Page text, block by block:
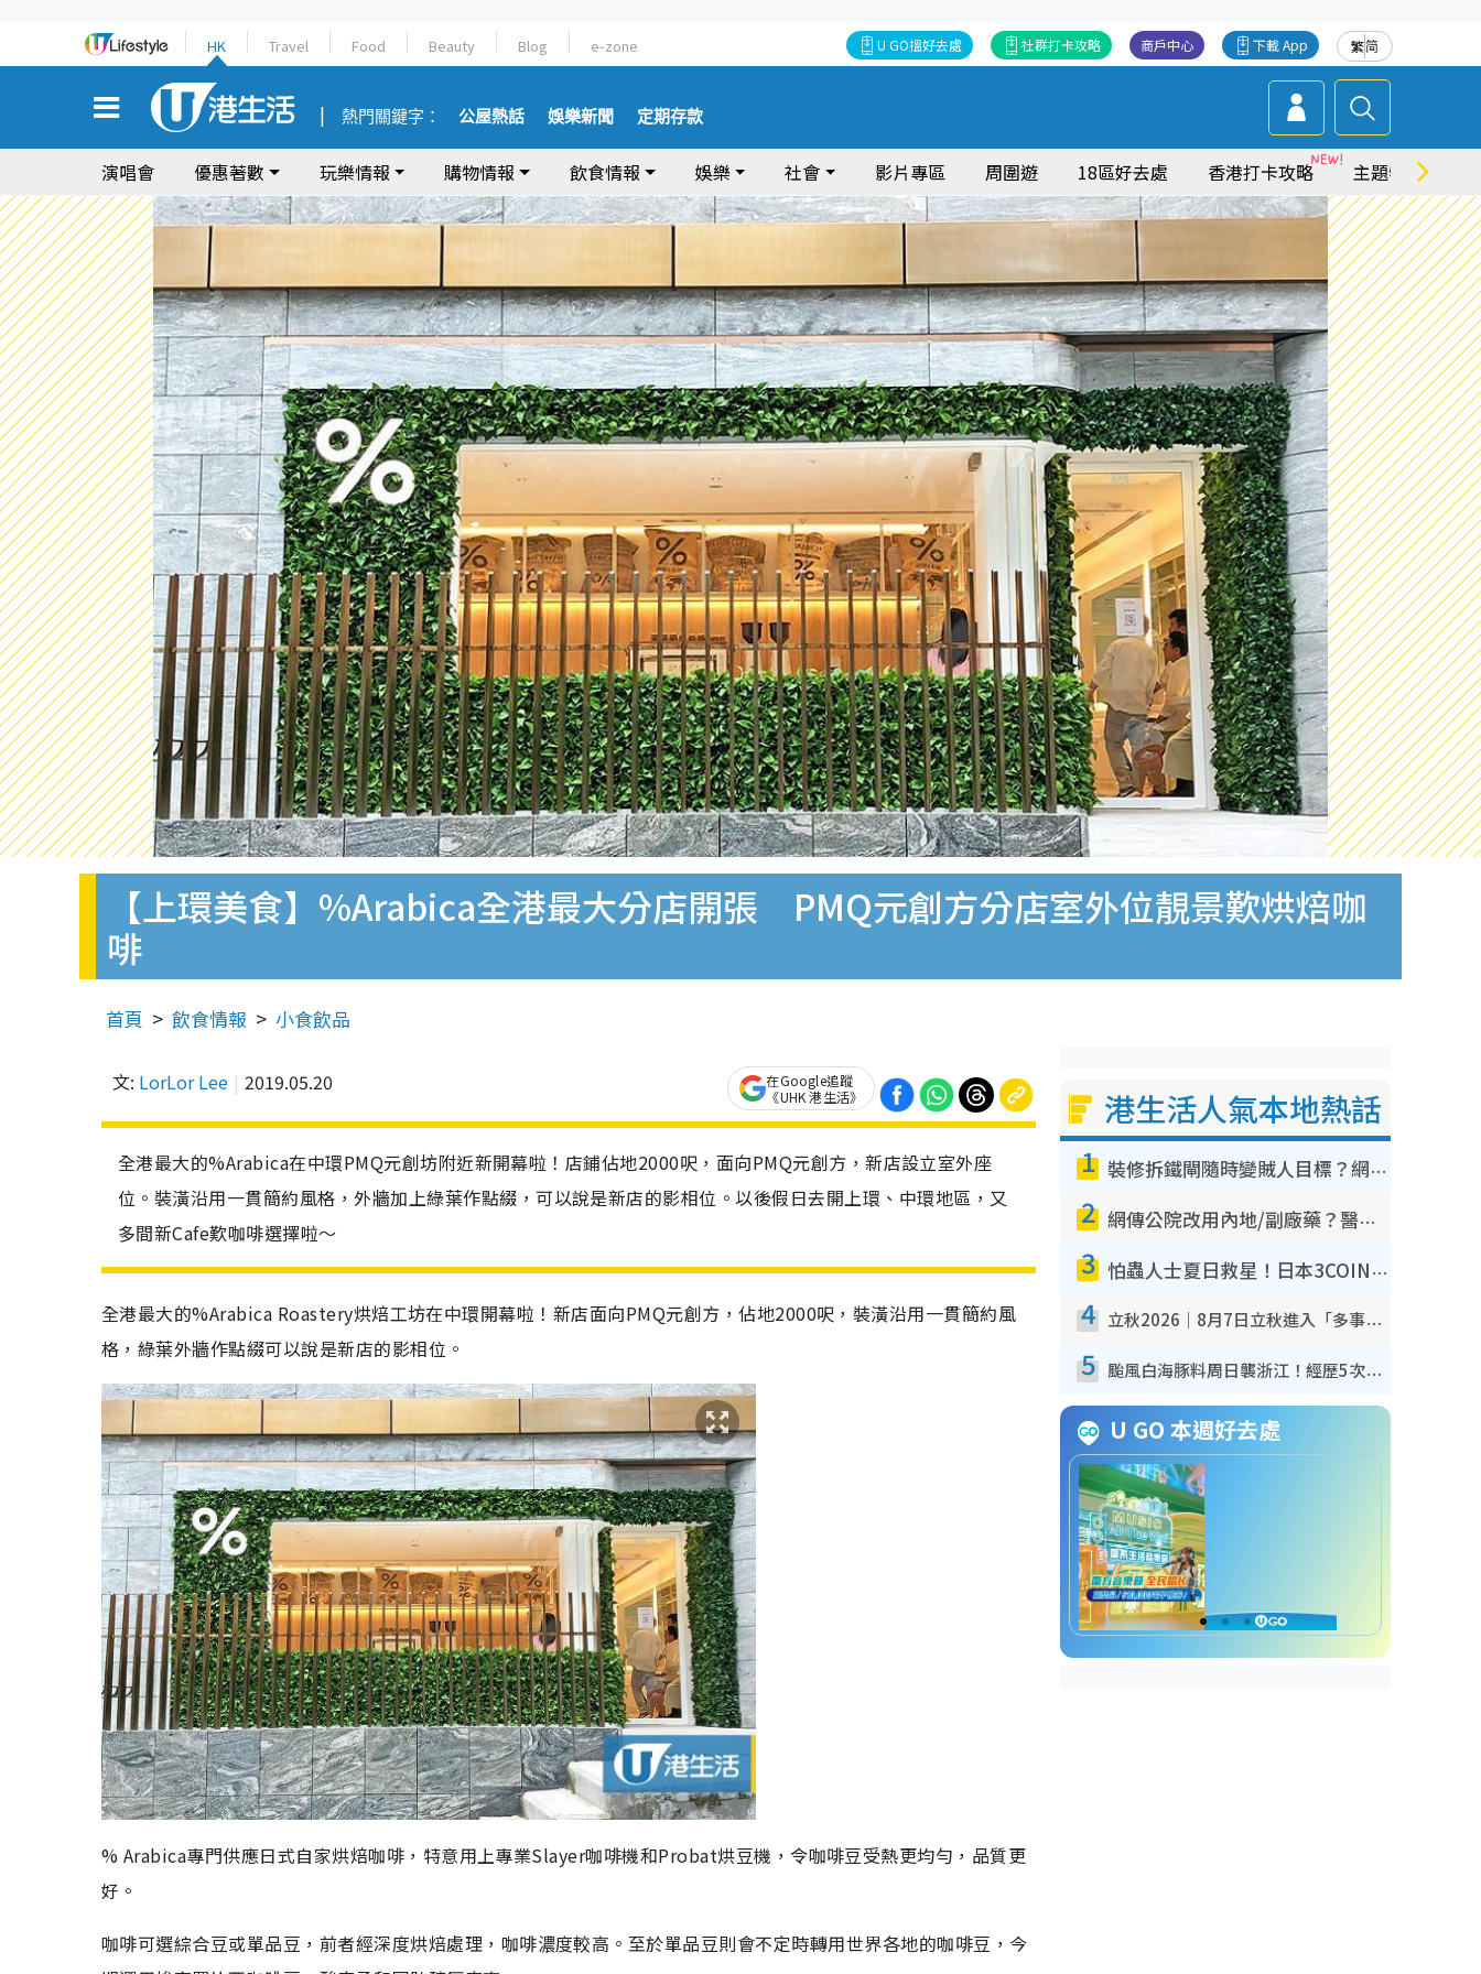
HK Travel Food Beauty Blog e-zone 繁简
下載 App
商戶中心
社群打卡攻略
U GO搵好去處
熱門關鍵字： 公屋熱話 娛樂新聞 定期存款
演唱會 優惠著數 玩樂情報 購物情報 飲食情報 娛樂 社會 影片專區 周圍遊 18區好去處 香港打卡攻略 主題特集
【上環美食】%Arabica全港最大分店開張 PMQ元創方分店室外位靚景歎烘焙咖
啡
首頁 飲食情報 小食飲品
文: LorLor Lee 2019.05.20
在Google追蹤
《UHK 港生活》
全港最大的%Arabica在中環PMQ元創坊附近新開幕啦！店鋪佔地2000呎，面向PMQ元創方，新店設立室外座
位。裝潢沿用一貫簡約風格，外牆加上綠葉作點綴，可以說是新店的影相位。以後假日去開上環、中環地區，又
多間新Cafe歎咖啡選擇啦～
全港最大的%Arabica Roastery烘焙工坊在中環開幕啦！新店面向PMQ元創方，佔地2000呎，裝潢沿用一貫簡約風
格，綠葉外牆作點綴可以說是新店的影相位。
% Arabica專門供應日式自家烘焙咖啡，特意用上專業Slayer咖啡機和Probat烘豆機，令咖啡豆受熱更均勻，品質更
好。
咖啡可選綜合豆或單品豆，前者經深度烘焙處理，咖啡濃度較高。至於單品豆則會不定時轉用世界各地的咖啡豆，今
港生活人氣本地熱話
1 裝修拆鐵閘隨時變賊人目標？網民揭2大關鍵用途：裝新式等於白裝？附新舊鐵閘分別
2 網傳公院改用內地/副廠藥？醫生拆解正副廠分別 揭4類人換藥隨時出事
3 怕蟲人士夏日救星！日本3COINS爆紅驅蟲神器$45起 1招「全程免觸碰」輕鬆搞定小強
4 立秋2026｜8月7日立秋進入「多事之秋」 3件事唔做得！專家教6招開運 清枱頭／銀包納氣接好運
5 颱風白海豚料周日襲浙江！經歷5次「眼牆置換」極罕見 成登陸內地最長途颱風
U GO 本週好去處